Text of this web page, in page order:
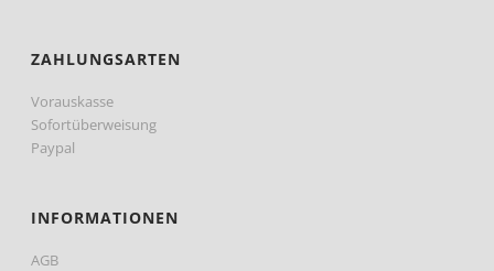
ZAHLUNGSARTEN
Vorauskasse
Sofortüberweisung
Paypal
INFORMATIONEN
AGB